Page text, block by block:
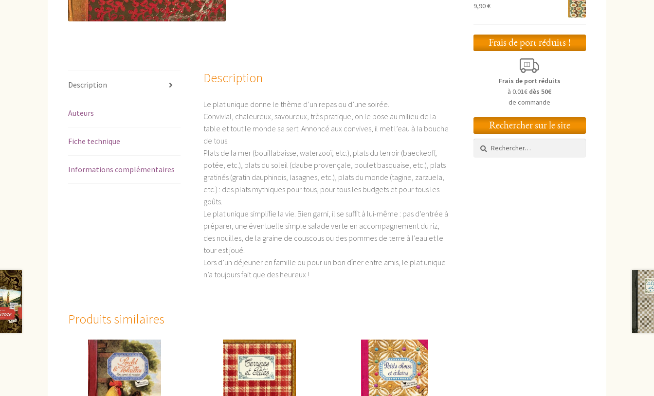
Description
Auteurs
Fiche technique
Informations complémentaires
Description
Le plat unique donne le thème d’un repas ou d’une soirée.
Convivial, chaleureux, savoureux, très pratique, on le pose au milieu de la
table et tout le monde se sert. Annoncé aux convives, il met l’eau à la bouche
de tous.
Plats de la mer (bouillabaisse, waterzooï, etc.), plats du terroir (baeckeoff,
potée, etc.), plats du soleil (daube provençale, poulet basquaise, etc.), plats
gratinés (gratin dauphinois, lasagnes, etc.), plats du monde (tagine, zarzuela,
etc.) : des plats mythiques pour tous, pour tous les budgets et pour tous les
goûts.
Le plat unique simplifie la vie. Bien garni, il se suffit à lui-même : pas d’entrée à
préparer, une éventuelle simple salade verte en accompagnement du riz,
des nouilles, de la graine de couscous ou des pommes de terre à l’eau et le
tour est joué.
Lors d’un déjeuner en famille ou pour un bon dîner entre amis, le plat unique
n’a toujours fait que des heureux !
Produits similaires
9,90€
Frais de port réduits !
Frais de port réduits
à 0.01€ dès 50€
de commande
Rechercher sur le site